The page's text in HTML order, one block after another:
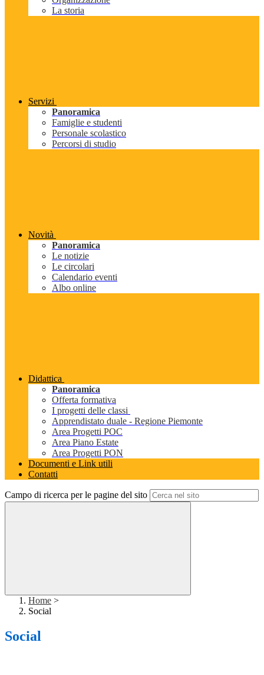
La storia
Servizi
Panoramica
Famiglie e studenti
Personale scolastico
Percorsi di studio
Novità
Panoramica
Le notizie
Le circolari
Calendario eventi
Albo online
Didattica
Panoramica
Offerta formativa
I progetti delle classi
Apprendistato duale - Regione Piemonte
Area Progetti POC
Area Piano Estate
Area Progetti PON
Documenti e Link utili
Contatti
Campo di ricerca per le pagine del sito
Home >
Social
Social